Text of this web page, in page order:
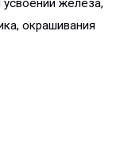
окрашивания